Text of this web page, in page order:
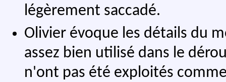
légèrement saccadé.
Olivier évoque les détails du
assez bien utilisé dans le
n'ont pas été exploités